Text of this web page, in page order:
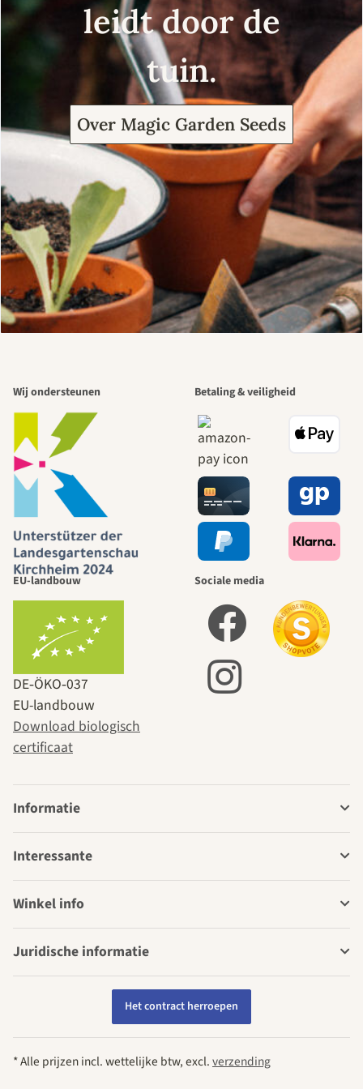
leidt door de
tuin.
Over Magic Garden Seeds
Wij ondersteunen Betaling & veiligheid
EU-landbouw
DE‑ÖKO‑037
EU-landbouw
Download biologisch
certificaat
Sociale media
Informatie
Interessante
Winkel info
Juridische informatie
Het contract herroepen
* Alle prijzen incl. wettelijke btw, excl.verzending